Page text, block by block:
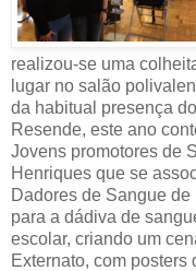
realizou-se uma
lugar no salão
da habitual presença
Resende, este ano
Jovens promotores de
Henriques que se
Dadores de Sangue
para a dádiva de
escolar, criando um
Externato, com posters